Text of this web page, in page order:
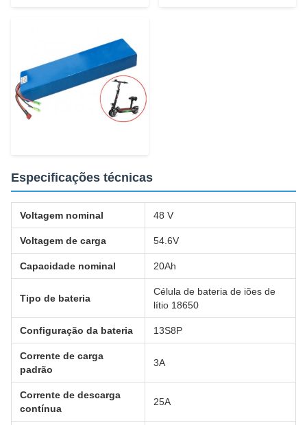
Especificações técnicas
Voltagem nominal 48 V
Voltagem de carga 54.6V
Capacidade nominal 20Ah
Tipo de bateria
Célula de bateria de iões de
lítio 18650
Configuração da bateria 13S8P
Corrente de carga
padrão
3A
Corrente de descarga
contínua
25A